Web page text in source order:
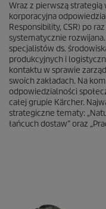
Wraz z pierwszą
korporacyjna
Responsibility, CSR) po
systematycznie
specjalistów ds.
produkcyjnych i
kontaktu w sprawie
swoich zakładach. Na
odpowiedzialności
całej grupie Kärcher.
strategiczne tematy:
łańcuch dostaw” oraz